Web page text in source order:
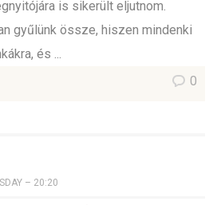
is sikerült eljutnom.
gyűlünk össze, hiszen mindenki
és ...
0
– 20:20